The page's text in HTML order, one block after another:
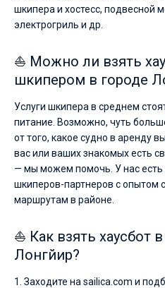
шкипера и хостесс, подвесной
электрогриль и др.
⛵ Можно ли взять
шкипером в городе
Услуги шкипера в среднем
питание. Возможно, чуть
от того, какое судно в аренду
вас или ваших знакомых есть
— мы можем помочь. У нас есть
шкиперов-партнеров с опытом
маршрутам в районе.
⛵ Как взять хаусбот
Лонгйир?
1. Заходите на sailica.com и